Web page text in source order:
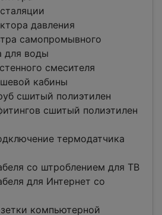
давления
самопромывного
для воды
смесителя
кабины
сшитый полиэтилен
сшитый полиэтилен
термодатчика
со штроблением для ТВ
для Интернет со
компьютерной